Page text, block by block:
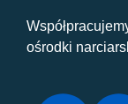
ośrodki